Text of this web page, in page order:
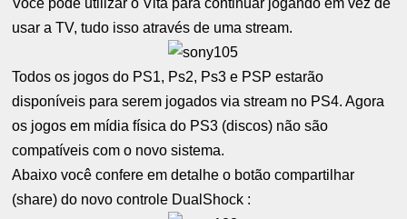
Você pode utilizar o Vita para continuar jogando em vez de
usar a TV, tudo isso através de uma stream.
Todos os jogos do PS1, Ps2, Ps3 e PSP estarão
disponíveis para serem jogados via stream no PS4. Agora
os jogos em mídia física do PS3 (discos) não são
compatíveis com o novo sistema.
Abaixo você confere em detalhe o botão compartilhar
(share) do novo controle DualShock :